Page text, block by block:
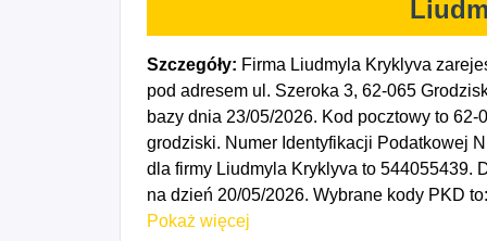
Szczegóły: Firma Liudmyla Kryklyva
pod adresem ul. Szeroka 3, 62-065
bazy dnia 23/05/2026. Kod pocztowy to
grodziski. Numer Identyfikacji Podatkowej
dla firmy Liudmyla Kryklyva to 544055439.
na dzień 20/05/2026. Wybrane kody PKD
sprzedażą żywności, napojów i wyrobów
Pokaż więcej